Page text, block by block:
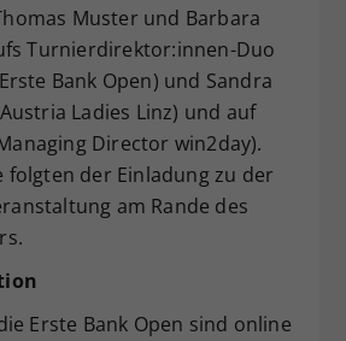
Muster und Barbara
Turnierdirektor:innen-Duo
Bank Open) und Sandra
Ladies Linz) und auf
Director win2day).
folgten der Einladung zu der
am Rande des
Erste Bank Open sind online